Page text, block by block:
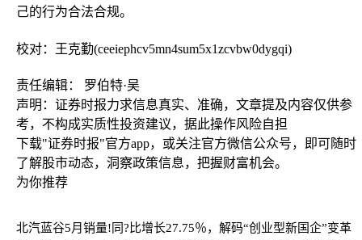
己的行为合法合规。
校对：王克勤(ceeiephcv5mn4sum5x1zcvbw0dygqi)
责任编辑： 罗伯特·吴
声明：证券时报力求信息真实、准确，文章提及内容仅供参
考，不构成实质性投资建议，据此操作风险自担
下载"证券时报"官方app，或关注官方微信公众号，即可随时
了解股市动态，洞察政策信息，把握财富机会。
为你推荐
北汽蓝谷5月销量!同?比增长27.75％，解码“创业型新国企”变革